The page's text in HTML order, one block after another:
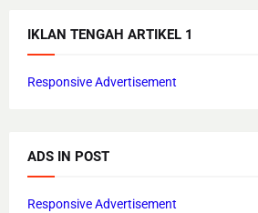
IKLAN TENGAH ARTIKEL 1
Responsive Advertisement
ADS IN POST
Responsive Advertisement